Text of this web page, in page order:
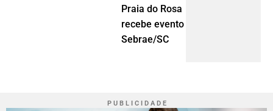
Praia do Rosa
recebe evento do
Sebrae/SC
P U B L I C I D A D E